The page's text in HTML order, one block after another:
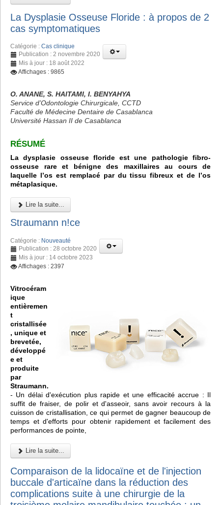
La Dysplasie Osseuse Floride : à propos de 2
cas symptomatiques
Catégorie : Cas clinique
Publication : 2 novembre 2020
Mis à jour : 18 août 2022
Affichages : 9865
O. ANANE, S. HAITAMI, I. BENYAHYA
Service d’Odontologie Chirurgicale, CCTD
Faculté de Médecine Dentaire de Casablanca
Université Hassan II de Casablanca
RÉSUMÉ
La dysplasie osseuse floride est une pathologie fibro-
osseuse rare et bénigne des maxillaires au cours de
laquelle l’os est remplacé par du tissu fibreux et de l’os
métaplasique.
Lire la suite...
Straumann n!ce
Catégorie : Nouveauté
Publication : 28 octobre 2020
Mis à jour : 14 octobre 2023
Affichages : 2397
Vitrocéram
ique
entièremen
t
cristallisée
, unique et
brevetée,
développé
e et
produite
par
Straumann.
- Un délai d'exécution plus rapide et une efficacité accrue : Il
suffit de fraiser, de polir et d'asseoir, sans avoir recours à la
cuisson de cristallisation, ce qui permet de gagner beaucoup de
temps et d'efforts pour obtenir rapidement et facilement des
performances de pointe,
Lire la suite...
Comparaison de la lidocaïne et de l'injection
buccale d'articaïne dans la réduction des
complications suite à une chirurgie de la